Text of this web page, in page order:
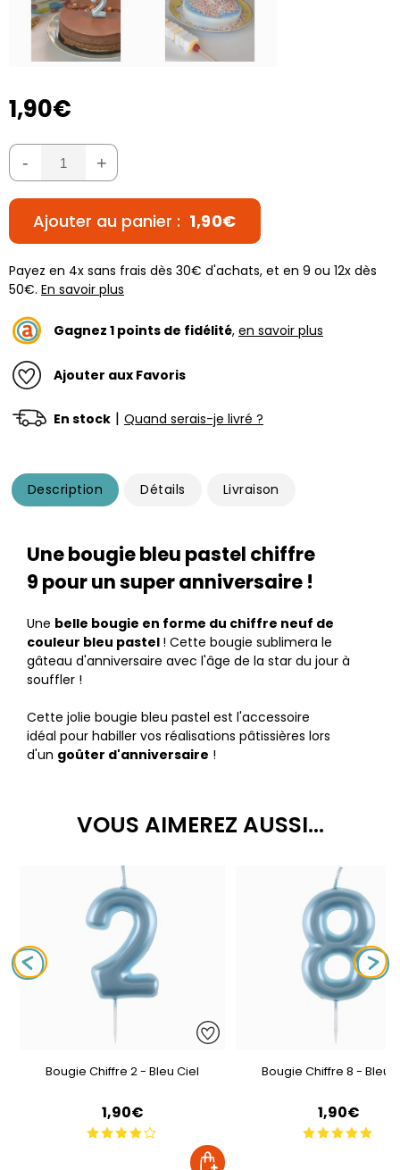
1,90€
- +
Ajouter au panier : 1,90€
Payez en 4x sans frais dès 30€ d'achats, et en 9 ou 12x dès
50€. En savoir plus
Gagnez 1 points de fidélité, en savoir plus
Ajouter aux Favoris
En stock | Quand serais-je livré ?
Description Détails Livraison
Une bougie bleu pastel chiffre
9 pour un super anniversaire !
Une belle bougie en forme du chiffre neuf de
couleur bleu pastel ! Cette bougie sublimera le
gâteau d'anniversaire avec l'âge de la star du jour à
souffler !
Cette jolie bougie bleu pastel est l'accessoire
idéal pour habiller vos réalisations pâtissières lors
d'un goûter d'anniversaire !
VOUS AIMEREZ AUSSI...
Bougie Chiffre 2 - Bleu Ciel
1,90€
Bougie Chiffre 8 - Bleu
1,90€